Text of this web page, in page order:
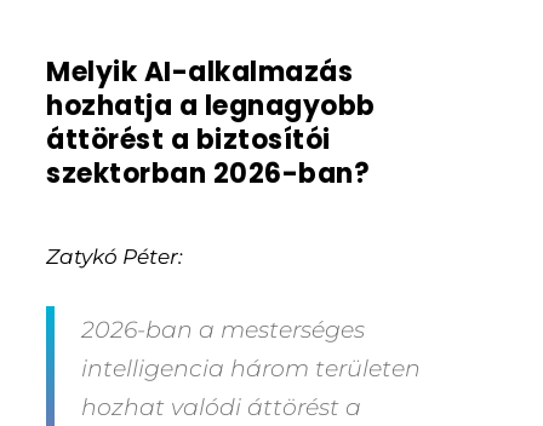
Melyik AI-alkalmazás
hozhatja a legnagyobb
áttörést a biztosítói
szektorban 2026-ban?
Zatykó Péter:
2026-ban a mesterséges
intelligencia három területen
hozhat valódi áttörést a